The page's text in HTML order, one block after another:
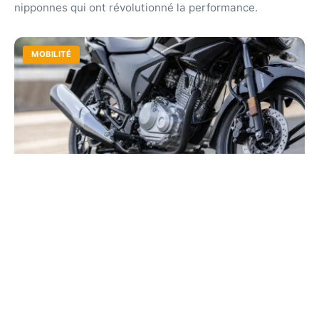
nipponnes qui ont révolutionné la performance.
MOBILITÉ